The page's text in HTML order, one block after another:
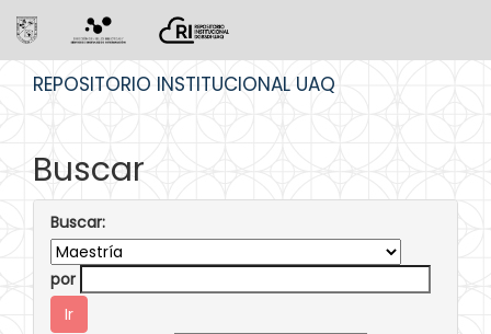
REPOSITORIO INSTITUCIONAL UAQ
Buscar
Buscar:
por